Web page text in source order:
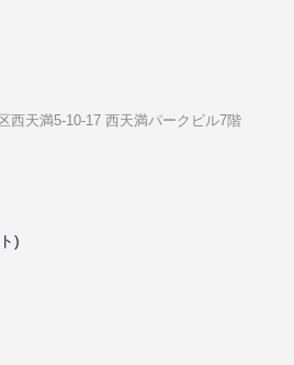
⻄天満5-10-17 ⻄天満パークビル7階
)